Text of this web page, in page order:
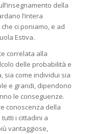
della
l’intera
ci poniamo, e ad
Estiva.
correlata alla
delle probabilità e
sia come individui sia
e grandi, dipendono
le conseguenze.
conoscenza della
i cittadini a
vantaggiose,